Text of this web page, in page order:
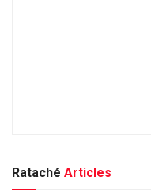
Rataché Articles